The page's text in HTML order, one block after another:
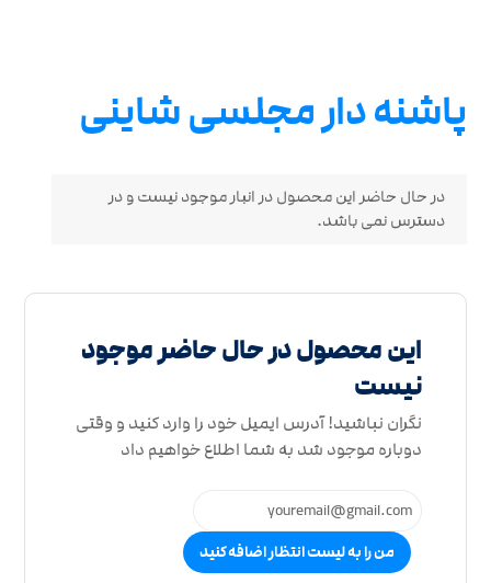
پاشنه دار مجلسی شاینی
در حال حاضر این محصول در انبار موجود نیست و در
دسترس نمی باشد.
این محصول در حال حاضر موجود
نیست
نگران نباشید! آدرس ایمیل خود را وارد کنید و وقتی
دوباره موجود شد به شما اطلاع خواهیم داد
من را به لیست انتظار اضافه کنید